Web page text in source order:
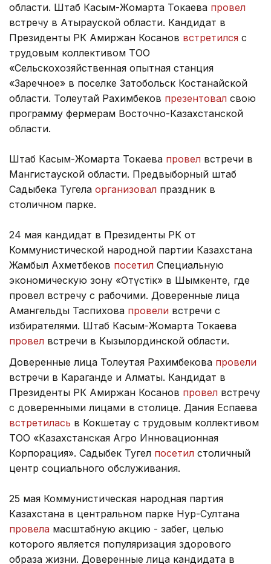
области. Штаб Касым-Жомарта Токаева провел
встречу в Атырауской области. Кандидат в
Президенты РК Амиржан Косанов встретился с
трудовым коллективом ТОО
«Сельскохозяйственная опытная станция
«Заречное» в поселке Затобольск Костанайской
области. Толеутай Рахимбеков презентовал свою
программу фермерам Восточно-Казахстанской
области.
Штаб Касым-Жомарта Токаева провел встречи в
Мангистауской области. Предвыборный штаб
Садыбека Тугела организовал праздник в
столичном парке.
24 мая кандидат в Президенты РК от
Коммунистической народной партии Казахстана
Жамбыл Ахметбеков посетил Специальную
экономическую зону «Оңтүстік» в Шымкенте, где
провел встречу с рабочими. Доверенные лица
Амангельды Таспихова провели встречи с
избирателями. Штаб Касым-Жомарта Токаева
провел встречи в Кызылординской области.
Доверенные лица Толеутая Рахимбекова провели
встречи в Караганде и Алматы. Кандидат в
Президенты РК Амиржан Косанов провел встречу
с доверенными лицами в столице. Дания Еспаева
встретилась в Кокшетау с трудовым коллективом
ТОО «Казахстанская Агро Инновационная
Корпорация». Садыбек Тугел посетил столичный
центр социального обслуживания.
25 мая Коммунистическая народная партия
Казахстана в центральном парке Нур-Султана
провела масштабную акцию - забег, целью
которого является популяризация здорового
образа жизни. Доверенные лица кандидата в